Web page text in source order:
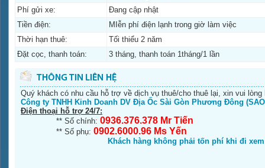
Phí gửi xe:
Đang cập nhật
Tiền điện:
MIễn phí điện lạnh trong giờ làm việc
Thời hạn thuê:
Tối thiểu 2 năm
Đặt cọc, thanh toán:
3 tháng, thanh toán 1tháng/1 lần
Quý khách có nhu cầu hỗ trợ về dịch vụ thuê/cho thuê lại, xin vui
Công ty TNHH Kinh Doanh DV Địa Ốc Sài Gòn Phương Đông
Điện thoại hỗ trợ 24/7:
** Số chính: 0936.376.378 Mr Tiến
** Số phụ: 0902.6000.96 Ms Yến
Khách hàng không phải tốn phí khi đi